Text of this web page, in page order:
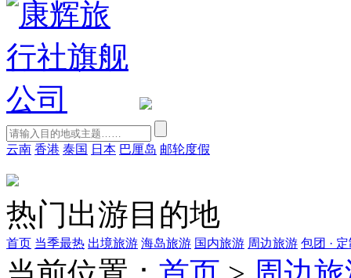
云南 香港 泰国 日本 巴厘岛 邮轮度假
热门出游目的地
首页 当季最热 出境旅游 海岛旅游 国内旅游 周边旅游 包团 ·